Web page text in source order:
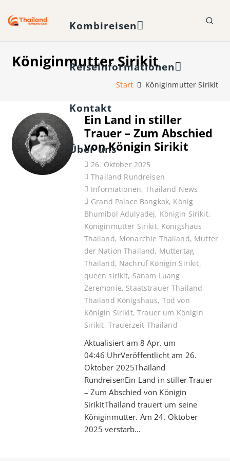
Kombireisen
Reiseinformationen
Kontakt
Über uns
Königinmutter Sirikit
Start Königinmutter Sirikit
Ein Land in stiller
Trauer – Zum Abschied
von Königin Sirikit
26. Oktober 2025
Thailand Rundreisen
Informationen,Thailand News
Grand Palace Bangkok, König
Bhumibol Adulyadej, Königin Sirikit,
Königinmutter Sirikit, Königshaus
Thailand, Monarchie Thailand, Mutter
der Nation Thailand, Muttertag
Thailand, Nachruf Königin Sirikit,
queen sirikit, Sanam Luang
Zeremonie, Staatstrauer Thailand,
Thailand Königshaus, Tod von
Königin Sirikit,Trauer um Königin
Sirikit, Trauerzeit Thailand
Aktualisiert am 8 Apr. um
04:46 UhrVeröffentlicht am 26.
Oktober 2025Thailand
RundreisenEin Land in stiller Trauer
– Zum Abschied von Königin
SirikitThailand trauert um seine
Königinmutter. Am 24. Oktober
2025 verstarb…